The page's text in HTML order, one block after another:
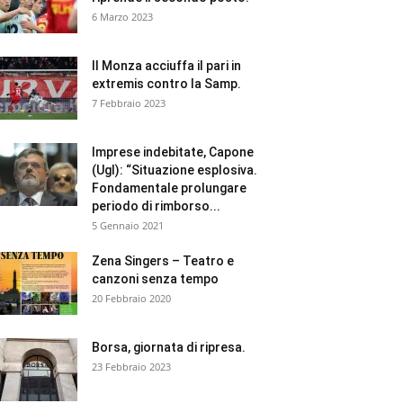
6 Marzo 2023
Il Monza acciuffa il pari in
extremis contro la Samp.
7 Febbraio 2023
Imprese indebitate, Capone
(Ugl): “Situazione esplosiva.
Fondamentale prolungare
periodo di rimborso...
5 Gennaio 2021
Zena Singers – Teatro e
canzoni senza tempo
20 Febbraio 2020
Borsa, giornata di ripresa.
23 Febbraio 2023